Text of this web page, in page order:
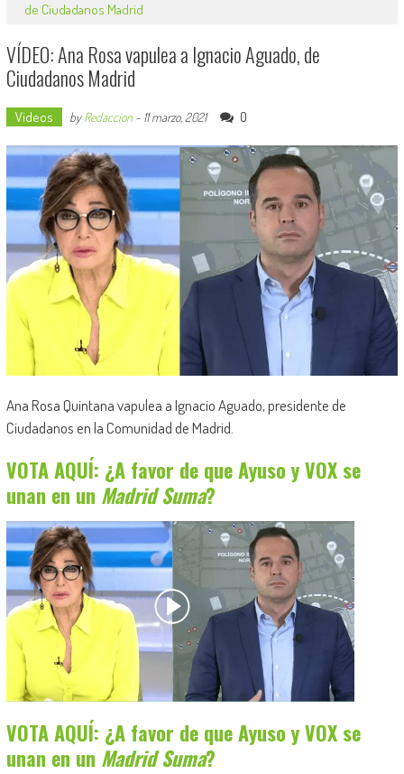
de Ciudadanos Madrid
VÍDEO: Ana Rosa vapulea a Ignacio Aguado, de
Ciudadanos Madrid
Videos byRedaccion- 11 marzo, 2021 0
Ana Rosa Quintana vapulea a Ignacio Aguado, presidente de
Ciudadanos en la Comunidad de Madrid.
VOTA AQUÍ: ¿A favor de que Ayuso y VOX se
unan en un Madrid Suma?
VOTA AQUÍ: ¿A favor de que Ayuso y VOX se
unan en un Madrid Suma?